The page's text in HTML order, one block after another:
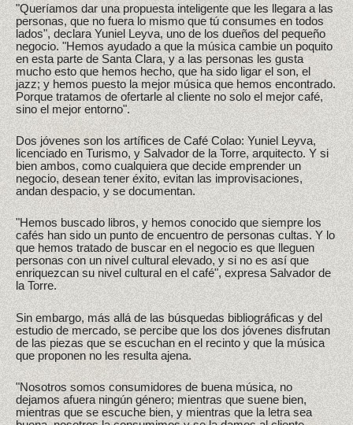
"Queríamos dar una propuesta inteligente que les llegara a las
personas, que no fuera lo mismo que tú consumes en todos
lados", declara Yuniel Leyva, uno de los dueños del pequeño
negocio. "Hemos ayudado a que la música cambie un poquito
en esta parte de Santa Clara, y a las personas les gusta
mucho esto que hemos hecho, que ha sido ligar el son, el
jazz; y hemos puesto la mejor música que hemos encontrado.
Porque tratamos de ofertarle al cliente no solo el mejor café,
sino el mejor entorno".
Dos jóvenes son los artífices de Café Colao: Yuniel Leyva,
licenciado en Turismo, y Salvador de la Torre, arquitecto. Y si
bien ambos, como cualquiera que decide emprender un
negocio, desean tener éxito, evitan las improvisaciones,
andan despacio, y se documentan.
"Hemos buscado libros, y hemos conocido que siempre los
cafés han sido un punto de encuentro de personas cultas. Y lo
que hemos tratado de buscar en el negocio es que lleguen
personas con un nivel cultural elevado, y si no es así que
enriquezcan su nivel cultural en el café", expresa Salvador de
la Torre.
Sin embargo, más allá de las búsquedas bibliográficas y del
estudio de mercado, se percibe que los dos jóvenes disfrutan
de las piezas que se escuchan en el recinto y que la música
que proponen no les resulta ajena.
"Nosotros somos consumidores de buena música, no
dejamos afuera ningún género; mientras que suene bien,
mientras que se escuche bien, y mientras que la letra sea